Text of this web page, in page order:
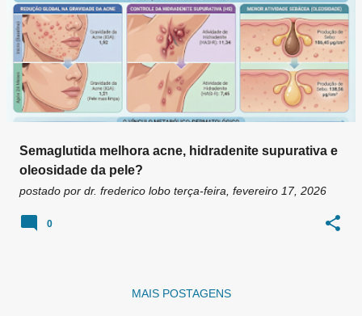
Semaglutida melhora acne, hidradenite supurativa e
oleosidade da pele?
postado por dr. frederico lobo terça-feira, fevereiro 17, 2026
0
MAIS POSTAGENS